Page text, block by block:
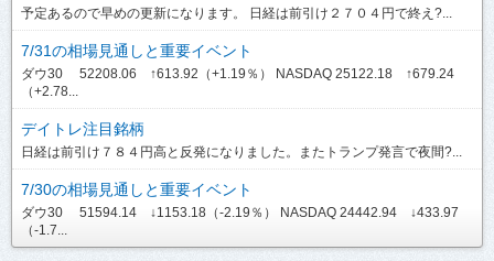
予定あるので早めの更新になります。 日経は前引け２７０４円で終え?...
7/31の相場見通しと重要イベント
ダウ30 52208.06 ↑613.92（+1.19％） NASDAQ 25122.18 ↑679.24
（+2.78...
デイトレ注目銘柄
日経は前引け７８４円高と反発になりました。またトランプ発言で夜間?...
7/30の相場見通しと重要イベント
ダウ30 51594.14 ↓1153.18（-2.19％） NASDAQ 24442.94 ↓433.97
（-1.7...